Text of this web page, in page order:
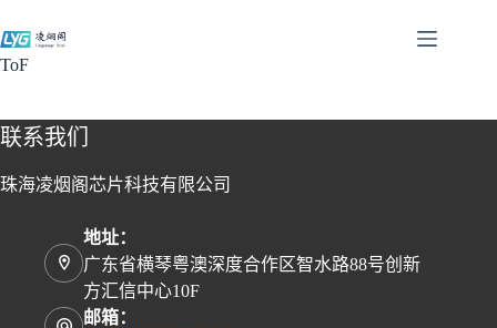
过
内
ToF
联系我们
珠海凌烟阁芯片科技有限公司
地址：
广东省横琴粤澳深度合作区智水路88号创新
方汇信中心10F
邮箱：